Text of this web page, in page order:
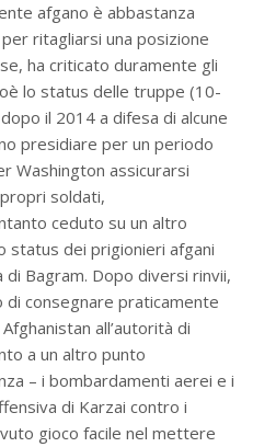
afgano è abbastanza
ritagliarsi una posizione
ha criticato duramente gli
lo status delle truppe (10-
il 2014 a difesa di alcune
presidiare per un periodo
Washington assicurarsi
soldati,
ceduto su un altro
status dei prigionieri afgani
Bagram. Dopo diversi rinvii,
di consegnare praticamente
all’autorità di
a un altro punto
– i bombardamenti aerei e i
di Karzai contro i
gioco facile nel mettere